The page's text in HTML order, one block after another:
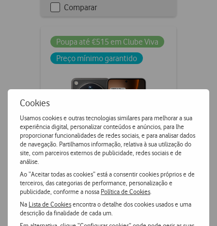
Cookies
Usamos cookies e outras tecnologias similares para melhorar a sua
experiência digital, personalizar conteúdos e anúncios, para lhe
proporcionar funcionalidades de redes sociais, e para analisar dados
de navegação. Partilhamos informação, relativa à sua utilização do
site, com parceiros externos de publicidade, redes sociais e de
análise.
Ao “Aceitar todas as cookies” está a consentir cookies próprios e de
terceiros, das categorias de performance, personalização e
publicidade, conforme a nossa Política de Cookies
Na Lista de Cookiesencontra o detalhe dos cookies usados e uma
descrição da finalidade de cada um.
Checkbox
Comparar
Poupa até €515 em Clube Viva
Preço mínimo garantido
OPPO Find X9 Ultra 5G